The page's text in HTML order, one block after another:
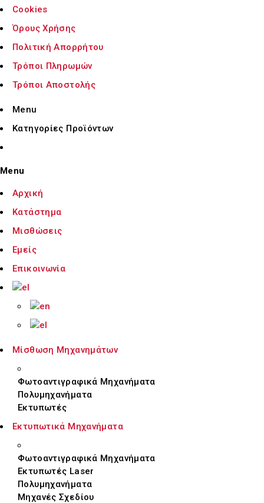
Cookies
Όρους Χρήσης
Πολιτική Απορρήτου
Τρόποι Πληρωμών
Τρόποι Αποστολής
Menu
Κατηγορίες Προϊόντων
Menu
Αρχική
Κατάστημα
Μισθώσεις
Εμείς
Επικοινωνία
Μίσθωση Μηχανημάτων
Φωτοαντιγραφικά Μηχανήματα
Πολυμηχανήματα
Εκτυπωτές
Εκτυπωτικά Μηχανήματα
Φωτοαντιγραφικά Μηχανήματα
Εκτυπωτές Laser
Πολυμηχανήματα
Μηχανές Σχεδίου